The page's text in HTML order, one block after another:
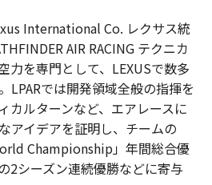
International Co. レクサス統
AIR RACING テクニカ
力を専門として、LEXUSで数多
LPARでは開発領域全般の指揮を
カルターンなど、エアレースに
アイデアを証明し、チームの
Championship」年間総合優
2シーズン連続優勝などに寄与